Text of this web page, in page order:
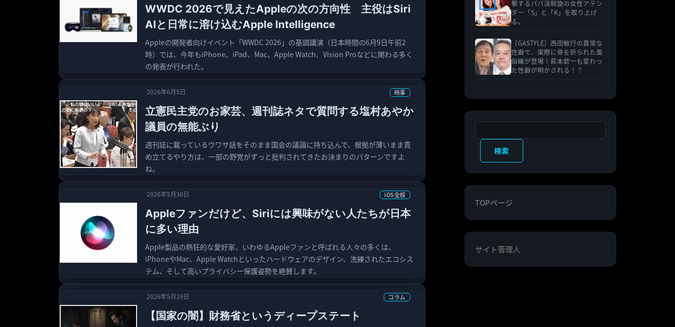
WWDC 2026で見えたAppleの次の方向性 主役はSiri
AIと日常に溶け込むApple Intelligence
Appleの開発者向けイベント「WWDC 2026」の基調講演（日本時間の6月9日午前2
時）では、今年もiPhone、iPad、Mac、Apple Watch、Vision Proなどに関わる多く
の発表が行われた。
2026年6月5日 時事
立憲民主党のお家芸、週刊誌ネタで質問する塩村あやか
議員の無能ぶり
週刊誌に載っているウワサ話をそのまま国会の議論に持ち込んで、根拠が薄いまま責
め立てるやり方は、一部の野党がずっと批判されてきたお決まりのパターンですよ
ね。
2026年5月30日 iOS全般
Appleファンだけど、Siriには興味がない人たちが日本
に多い理由
Apple製品の熱狂的な愛好家、いわゆるAppleファンと呼ばれる人々の多くは、
iPhoneやMac、Apple Watchといったハードウェアのデザイン、洗練されたエコシス
テム、そして高いプライバシー保護姿勢を絶賛します。
2026年5月29日 コラム
【国家の闇】財務省というディープステート
撃するパパ活斡旋の女性アテン
ダー「S」と「K」を取り上げ
る。
［GASTYLE］西田敏行の異常な
性癖で、実際に骨を折られた風
俗嬢が登場！萩本欽一も変わっ
た性癖が明かされる！？
検索
TOPページ
サイト管理人